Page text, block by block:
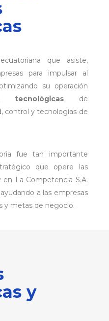
que asiste,
para impulsar al
su operación
tecnológicas de
control y tecnologías de
fue tan importante
que opere las
La Competencia S.A.
a las empresas
y metas de negocio.
y